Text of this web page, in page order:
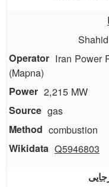
Iran Power
(Mapna)
2,215 MW
gas
combustion
Q5946803